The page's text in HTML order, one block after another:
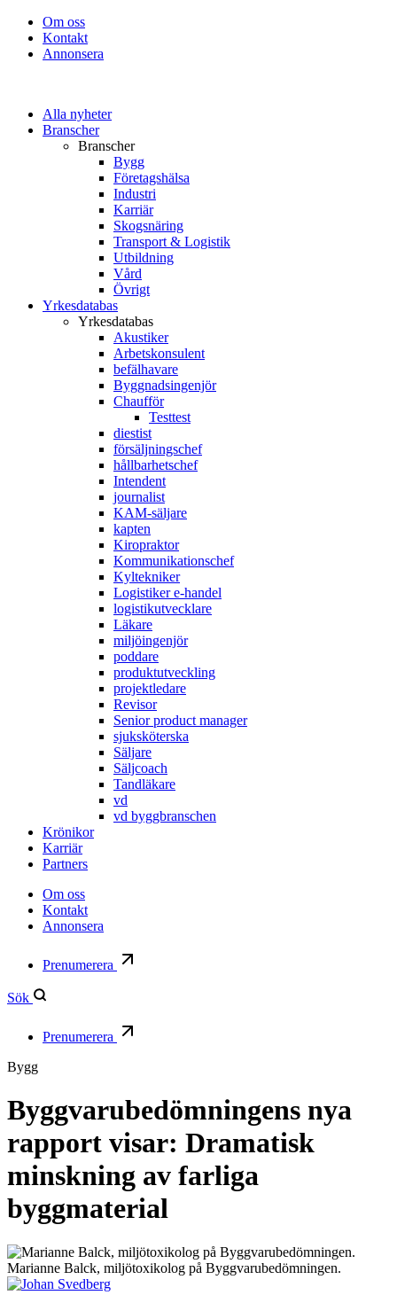
Om oss
Kontakt
Annonsera
Alla nyheter
Branscher
Branscher
Bygg
Företagshälsa
Industri
Karriär
Skogsnäring
Transport & Logistik
Utbildning
Vård
Övrigt
Yrkesdatabas
Yrkesdatabas
Akustiker
Arbetskonsulent
befälhavare
Byggnadsingenjör
Chaufför
Testtest
diestist
försäljningschef
hållbarhetschef
Intendent
journalist
KAM-säljare
kapten
Kiropraktor
Kommunikationschef
Kyltekniker
Logistiker e-handel
logistikutvecklare
Läkare
miljöingenjör
poddare
produktutveckling
projektledare
Revisor
Senior product manager
sjuksköterska
Säljare
Säljcoach
Tandläkare
vd
vd byggbranschen
Krönikor
Karriär
Partners
Om oss
Kontakt
Annonsera
Prenumerera
Sök
Prenumerera
Bygg
Byggvarubedömningens nya
rapport visar: Dramatisk
minskning av farliga
byggmaterial
Marianne Balck, miljötoxikolog på Byggvarubedömningen.